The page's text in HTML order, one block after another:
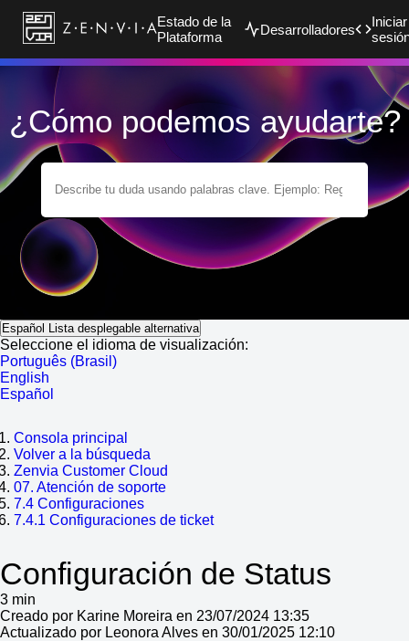
Estado de la
Plataforma
Desarrolladores
Iniciar
¿Cómo podemos ayudarte?
Español Lista desplegable alternativa
Seleccione el idioma de visualización:
Português (Brasil)
English
Español
Consola principal
Volver a la búsqueda
Zenvia Customer Cloud
07. Atención de soporte
7.4 Configuraciones
7.4.1 Configuraciones de ticket
Configuración de Status
3 min
Creado por Karine Moreira en 23/07/2024 13:35
Actualizado por Leonora Alves en 30/01/2025 12:10